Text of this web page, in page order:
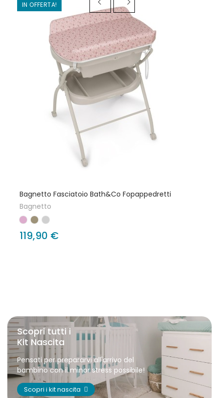
IN OFFERTA!
Bagnetto Fasciatoio Bath&Co Fopappedretti
Bagnetto
119,90 €
Scopri tutti i
Kit Nascita
Pensati per prepararvi all'arrivo del
bambino con il minor stress possibile!
Scopri i kit nascita